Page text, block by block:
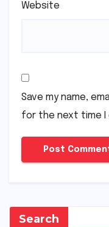
Website
Save my name,
for the next time I
Search